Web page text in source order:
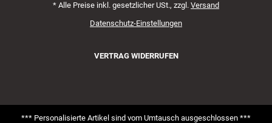
* Alle Preise inkl. gesetzlicher USt., zzgl. Versand
Datenschutz-Einstellungen
VERTRAG WIDERRUFEN
*** Personalisierte Artikel sind vom Umtausch ausgeschlossen ***